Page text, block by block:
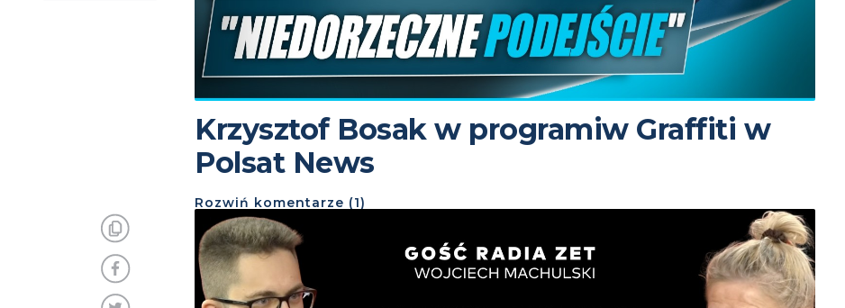
Krzysztof Bosak w programiw Graffiti w
Polsat News
Rozwiń komentarze (1)